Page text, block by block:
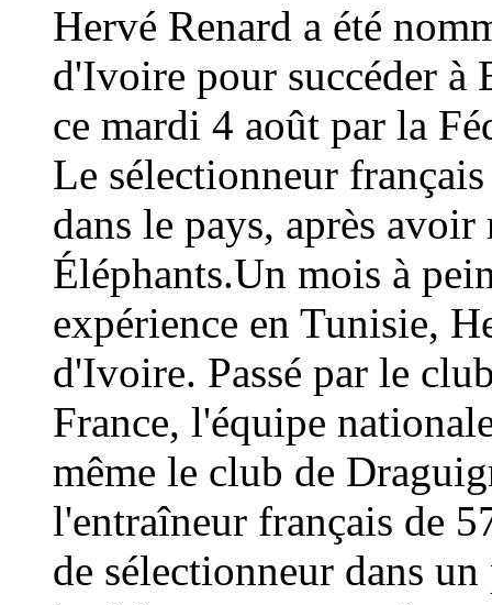
Hervé Renard a été
d'Ivoire pour succéder à
ce mardi 4 août par la
Le sélectionneur
dans le pays, après
Éléphants.Un mois à
expérience en Tunisie,
d'Ivoire. Passé par le
France, l'équipe
même le club de
l'entraîneur français de
de sélectionneur dans